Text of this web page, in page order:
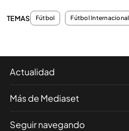
TEMAS Fútbol Fútbol Internacional
Actualidad
Más de Mediaset
Seguir navegando